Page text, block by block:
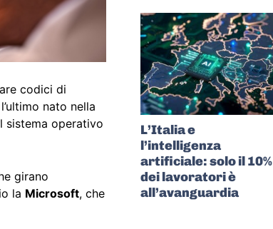
codici di
nato nella
sistema operativo
girano
la Microsoft, che
L’Italia e
l’intelligenza
artificiale: solo il 10%
dei lavoratori è
all’avanguardia